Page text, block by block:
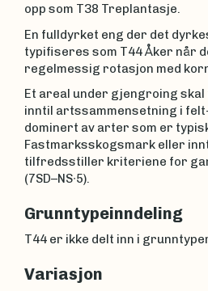
opp som T38 Treplantasje.
En fulldyrket eng der det
typifiseres som T44 Åker når
regelmessig rotasjon med
Et areal under gjengroing
inntil artssammensetning i
dominert av arter som er
Fastmarksskogsmark eller
tilfredsstiller kriteriene for
(7SD–NS∙5).
Grunntypeinndeling
T44 er ikke delt inn i
Variasjon